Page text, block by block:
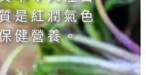
是紅潤氣色
健營養。